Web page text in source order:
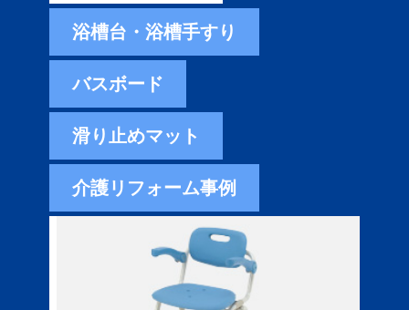
浴槽台・浴槽手すり
バスボード
滑り止めマット
介護リフォーム事例